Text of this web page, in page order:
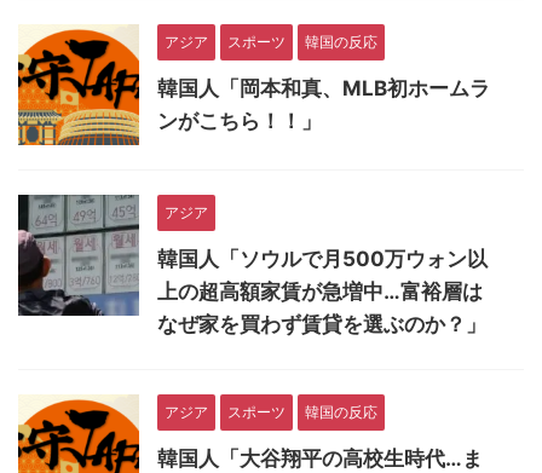
アジア スポーツ 韓国の反応
韓国人「岡本和真、MLB初ホームラ
ンがこちら！！」
アジア
韓国人「ソウルで月500万ウォン以
上の超高額家賃が急増中…富裕層は
なぜ家を買わず賃貸を選ぶのか？」
アジア スポーツ 韓国の反応
韓国人「大谷翔平の高校生時代…ま